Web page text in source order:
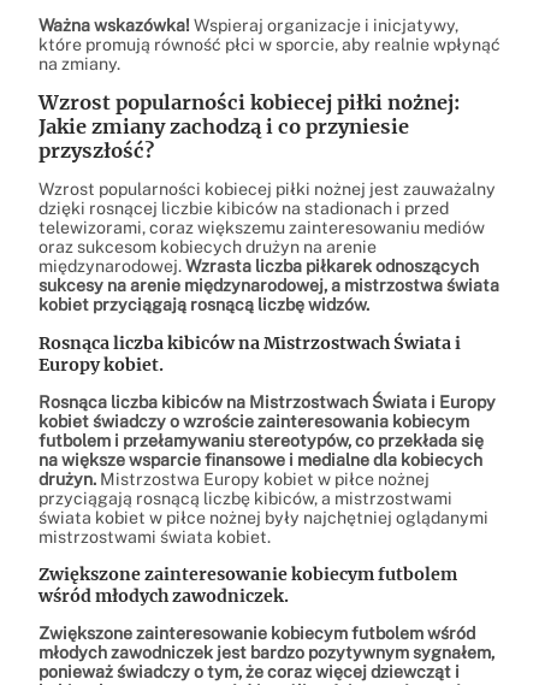
Ważna wskazówka! Wspieraj organizacje i inicjatywy,
które promują równość płci w sporcie, aby realnie wpłynąć
na zmiany.
Wzrost popularności kobiecej piłki nożnej:
Jakie zmiany zachodzą i co przyniesie
przyszłość?
Wzrost popularności kobiecej piłki nożnej jest zauważalny
dzięki rosnącej liczbie kibiców na stadionach i przed
telewizorami, coraz większemu zainteresowaniu mediów
oraz sukcesom kobiecych drużyn na arenie
międzynarodowej.Wzrasta liczba piłkarek odnoszących
sukcesy na arenie międzynarodowej, a mistrzostwa świata
kobiet przyciągają rosnącą liczbę widzów.
Rosnąca liczba kibiców na Mistrzostwach Świata i
Europy kobiet.
Rosnąca liczba kibiców na Mistrzostwach Świata i Europy
kobiet świadczy o wzroście zainteresowania kobiecym
futbolem i przełamywaniu stereotypów, co przekłada się
na większe wsparcie finansowe i medialne dla kobiecych
drużyn. Mistrzostwa Europy kobiet w piłce nożnej
przyciągają rosnącą liczbę kibiców, a mistrzostwami
świata kobiet w piłce nożnej były najchętniej oglądanymi
mistrzostwami świata kobiet.
Zwiększone zainteresowanie kobiecym futbolem
wśród młodych zawodniczek.
Zwiększone zainteresowanie kobiecym futbolem wśród
młodych zawodniczek jest bardzo pozytywnym sygnałem,
ponieważ świadczy o tym, że coraz więcej dziewcząt i